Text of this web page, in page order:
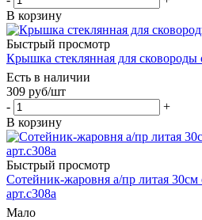
В корзину
Быстрый просмотр
Крышка стеклянная для сковороды
Есть в наличии
309 руб/шт
-
+
В корзину
Быстрый просмотр
Сотейник-жаровня а/пр литая 30см
арт.с308а
Мало